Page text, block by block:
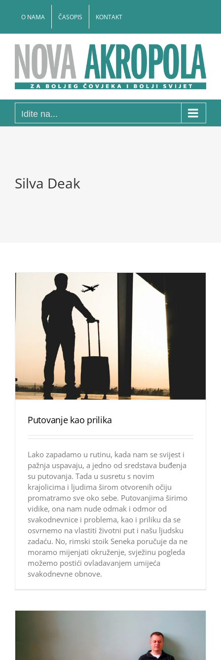
O NAMA ČASOPIS KONTAKT
Idite na...
Silva Deak
Putovanje kao prilika
Lako zapadamo u rutinu, kada nam se svijest i
pažnja uspavaju, a jedno od sredstava buđenja
su putovanja. Tada u susretu s novim
krajolicima i ljudima širom otvorenih očiju
promatramo sve oko sebe. Putovanjima širimo
vidike, ona nam nude odmak i odmor od
svakodnevnice i problema, kao i priliku da se
osvrnemo na vlastiti životni put i našu ljudsku
zadaću. No, rimski stoik Seneka poručuje da ne
moramo mijenjati okruženje, svježinu pogleda
možemo postići ovladavanjem umijeća
svakodnevne obnove.